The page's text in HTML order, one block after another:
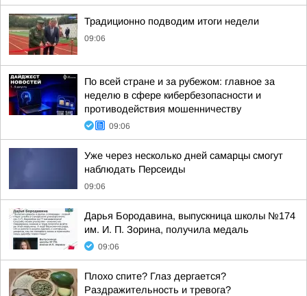
Традиционно подводим итоги недели
09:06
По всей стране и за рубежом: главное за
неделю в сфере кибербезопасности и
противодействия мошенничеству
09:06
Уже через несколько дней самарцы смогут
наблюдать Персеиды
09:06
Дарья Бородавина, выпускница школы №174
им. И. П. Зорина, получила медаль
09:06
Плохо спите? Глаз дергается?
Раздражительность и тревога?